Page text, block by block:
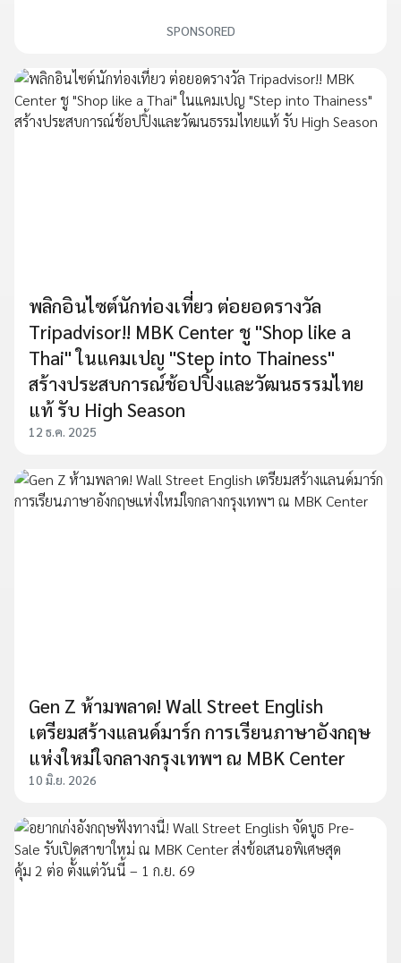
SPONSORED
พลิกอินไซต์นักท่องเที่ยว ต่อยอดรางวัล
Tripadvisor!! MBK Center ชู "Shop like a
Thai" ในแคมเปญ "Step into Thainess"
สร้างประสบการณ์ช้อปปิ้งและวัฒนธรรมไทย
แท้ รับ High Season
12 ธ.ค. 2025
Gen Z ห้ามพลาด! Wall Street English
เตรียมสร้างแลนด์มาร์ก การเรียนภาษาอังกฤษ
แห่งใหม่ใจกลางกรุงเทพฯ ณ MBK Center​
10 มิ.ย. 2026